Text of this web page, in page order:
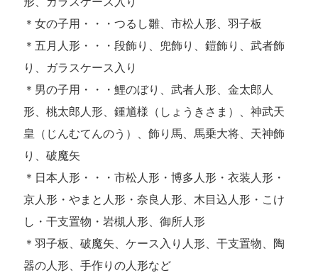
＊女の子用・・・つるし雛、市松人形、羽子板
＊五月人形・・・段飾り、兜飾り、鎧飾り、武者飾
り、ガラスケース入り
＊男の子用・・・鯉のぼり、武者人形、金太郎人
形、桃太郎人形、鍾馗様（しょうきさま）、神武天
皇（じんむてんのう）、飾り馬、馬乗大将、天神飾
り、破魔矢
＊日本人形・・・市松人形・博多人形・衣装人形・
京人形・やまと人形・奈良人形、木目込人形・こけ
し・干支置物・岩槻人形、御所人形
＊羽子板、破魔矢、ケース入り人形、干支置物、陶
器の人形、手作りの人形など